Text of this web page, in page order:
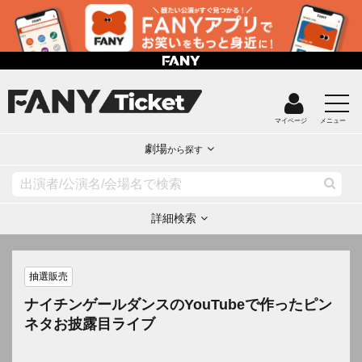
マイページ メニュー
劇場から探す
詳細検索
抽選販売
ナイチンゲールダンスのYouTubeで作ったピン
ネタお披露目ライブ